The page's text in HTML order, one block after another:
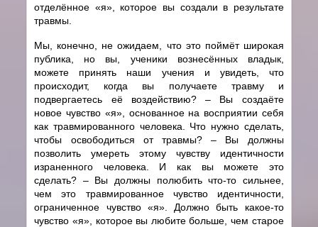
отделённое «я», которое вы создали в результате
травмы.
Мы, конечно, не ожидаем, что это поймёт широкая
публика, но вы, ученики вознесённых владык,
можете принять наши учения и увидеть, что
происходит, когда вы получаете травму и
подвергаетесь её воздействию? – Вы создаёте
новое чувство «я», основанное на восприятии себя
как травмированного человека. Что нужно сделать,
чтобы освободиться от травмы? – Вы должны
позволить умереть этому чувству идентичности
израненного человека. И как вы можете это
сделать? – Вы должны полюбить что-то сильнее,
чем это травмированное чувство идентичности,
ограниченное чувство «я». Должно быть какое-то
чувство «я», которое вы любите больше, чем старое